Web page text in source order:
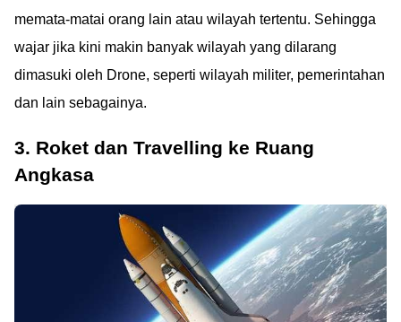
memata-matai orang lain atau wilayah tertentu. Sehingga
wajar jika kini makin banyak wilayah yang dilarang
dimasuki oleh Drone, seperti wilayah militer, pemerintahan
dan lain sebagainya.
3. Roket dan Travelling ke Ruang
Angkasa